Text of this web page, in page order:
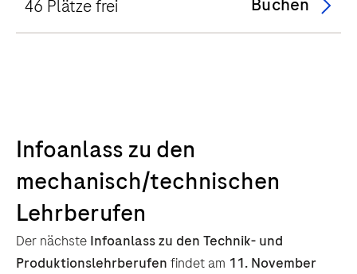
46 Plätze frei Buchen
Infoanlass zu den
mechanisch/technischen
Lehrberufen
Der nächste Infoanlass zu den Technik- und
Produktionslehrberufen findet am 11. November